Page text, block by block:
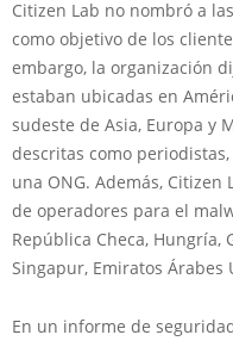
Citizen Lab no nombró a
como objetivo de los
embargo, la organización
estaban ubicadas en
sudeste de Asia, Europa y
descritas como
una ONG. Además,
de operadores para el
República Checa, Hungría,
Singapur, Emiratos Árabes
En un informe de